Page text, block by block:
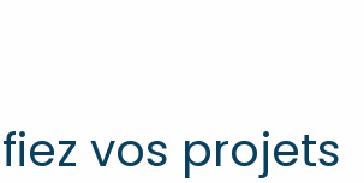
vos projets